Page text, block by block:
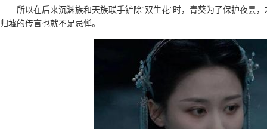
所以在后来沉渊族和天族联手铲除“双生花”时，青葵为了保护夜昙
归墟的传言也就不足忌惮。